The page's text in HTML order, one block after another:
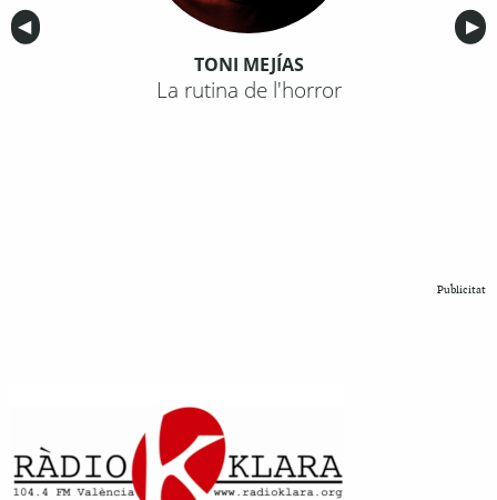
Anterior
◀︎ ▶︎
TONI MEJÍAS
La rutina de l'horror
Publicitat